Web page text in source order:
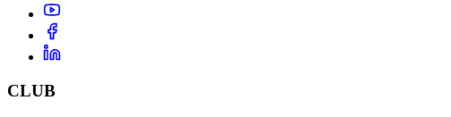
CLUB